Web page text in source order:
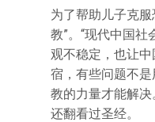
为了帮助儿子克
教”。“现代中国
观不稳定，也让
宿，有些问题不
教的力量才能解
还翻看过圣经。